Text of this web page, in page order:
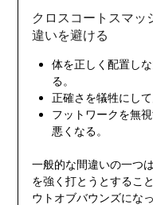
クロスコートスマッ
違いを避ける
体を正しく配置し
る。
正確さを犠牲にし
フットワークを無
悪くなる。
一般的な間違いの一つ
を強く打とうとするこ
ウトオブバウンズにな